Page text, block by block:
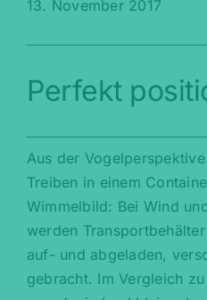
Kontakt
13. November 2017
Perfekt
Aus der
Treiben in einem
Wimmelbild: Bei Wind
werden
auf- und abgeladen,
gebracht. Im Vergleich